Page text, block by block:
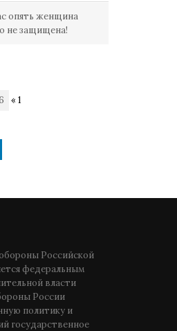
опять женщина
не защищена!
« 1
Российской
федеральным
власти
России
политику и
государственное